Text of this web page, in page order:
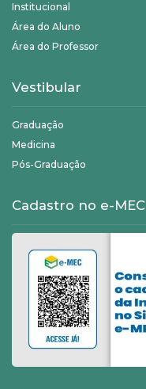
Institucional
Área do Aluno
Área do Professor
Vestibular
Graduação
Medicina
Pós-Graduação
Cadastro no e-MEC